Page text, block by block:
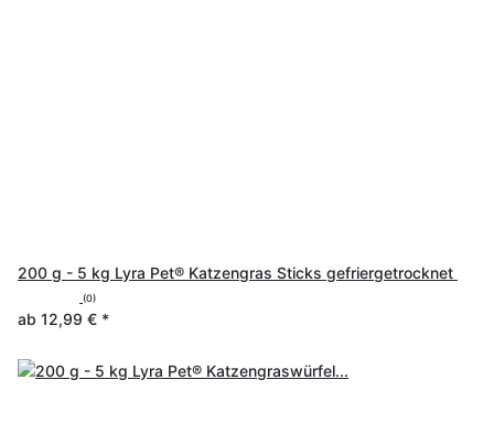
200 g - 5 kg Lyra Pet® Katzengras Sticks gefriergetrocknet
(0)
ab 12,99 € *